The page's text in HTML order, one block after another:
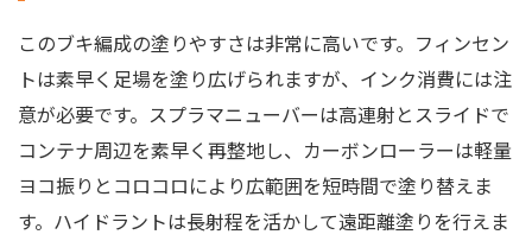
このブキ編成の塗りやすさは非常に高いです。フィンセン
トは素早く足場を塗り広げられますが、インク消費には注
意が必要です。スプラマニューバーは高連射とスライドで
コンテナ周辺を素早く再整地し、カーボンローラーは軽量
ヨコ振りとコロコロにより広範囲を短時間で塗り替えま
す。ハイドラントは長射程を活かして遠距離塗りを行えま